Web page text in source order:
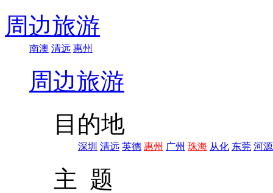
周边旅游
南澳 清远 惠州
周边旅游
目的地
深圳 清远 英德 惠州 广州 珠海 从化 东莞 河源
主 题